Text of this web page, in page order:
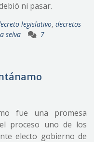
ni pasar.
legislativo, decretos
selva
7
fue una promesa
proceso uno de los
electo gobierno de